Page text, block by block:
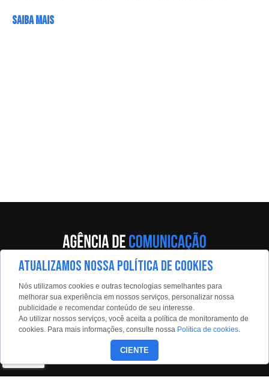
SAIBA MAIS
Av. Eng. Caetano Álvares, 55 - 5º andar
Limão, São Paulo, 02598-900
Contato:
estadaoconteudo@estadao.com
(11)99350-0439
ATUALIZAMOS NOSSA POLÍTICA DE COOKIES
Nós utilizamos cookies e outras tecnologias semelhantes para
melhorar sua experiência em nossos serviços, personalizar nossa
publicidade e recomendar conteúdo de seu interesse.
Ao utilizar nossos serviços, você aceita a política de monitoramento de
cookies. Para mais informações, consulte nossa Política de cookies.
CIENTE